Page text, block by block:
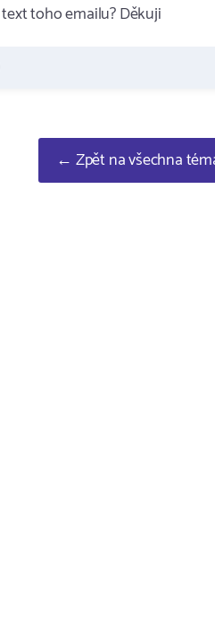
toho emailu? Děkuji
← Zpět na všechna